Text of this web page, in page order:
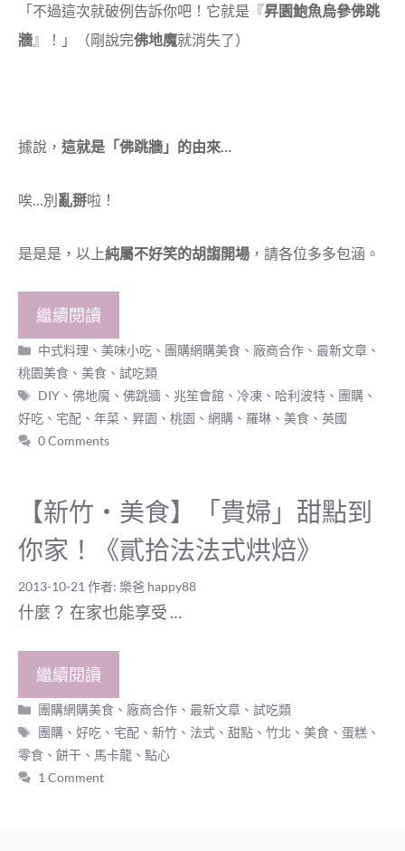
「不過這次就破例告訴你吧！它就是『昇園鮑魚烏參佛跳
牆』！」（剛說完佛地魔就消失了）
據說， 這就是「佛跳牆」的由來…
唉…別亂掰啦！
是是是，以上純屬不好笑的胡謅開場 ，請各位多多包涵。
繼續閱讀
分
類
中式料理、美味小吃 、 團購網購美食 、 廠商合作 、最新文章 、
桃園美食 、 美食 、 試吃類
標
籤
DIY 、佛地魔 、佛跳牆 、 兆笙會館 、 冷凍 、 哈利波特 、 團購 、
好吃 、 宅配 、 年菜 、 昇園 、 桃園 、 網購 、 羅琳 、 美食 、 英國
0 Comments
【新竹‧美食】「貴婦」甜點到
你家！《貳拾法法式烘焙》
2013-10-21 作者: 樂爸 happy88
什麼？ 在家也能享受 …
繼續閱讀
分
類
團購網購美食 、 廠商合作 、最新文章 、試吃類
標
籤
團購 、好吃 、 宅配 、新竹 、 法式 、甜點 、竹北 、美食 、蛋糕 、
零食 、 餅干 、 馬卡龍 、 點心
1 Comment